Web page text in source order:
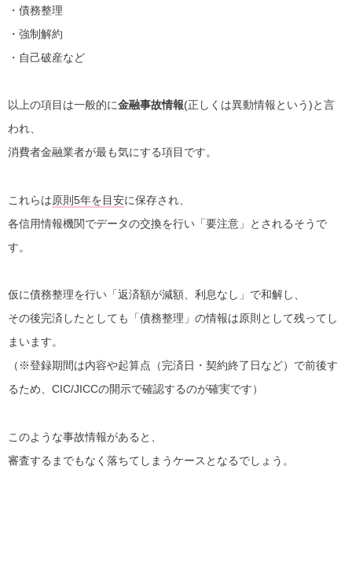
・債務整理
・強制解約
・自己破産など
以上の項目は一般的に金融事故情報(正しくは異動情報という)と言
われ、
消費者金融業者が最も気にする項目です。
これらは原則5年を目安に保存され、
各信用情報機関でデータの交換を行い「要注意」とされるそうで
す。
仮に債務整理を行い「返済額が減額、利息なし」で和解し、
その後完済したとしても「債務整理」の情報は原則として残ってし
まいます。
（※登録期間は内容や起算点（完済日・契約終了日など）で前後す
るため、CIC/JICCの開示で確認するのが確実です）
このような事故情報があると、
審査するまでもなく落ちてしまうケースとなるでしょう。